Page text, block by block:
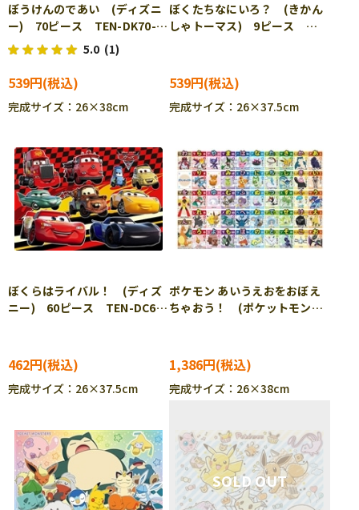
ぼうけんのであい (ディズニ
ー) 70ピース TEN-DK70-
367 ［CP-IT］
5.0 (1)
539円
完成サイズ：26×38cm
ぼくたちなにいろ？ (きかん
しゃトーマス) 9ピース
539円
完成サイズ：26×37.5cm
ぼくらはライバル！ (ディズ
ニー) 60ピース TEN-DC60-
462円
完成サイズ：26×37.5cm
ポケモン あいうえおをおぼえ
ちゃおう！ (ポケットモンス
1,386円
完成サイズ：26×38cm